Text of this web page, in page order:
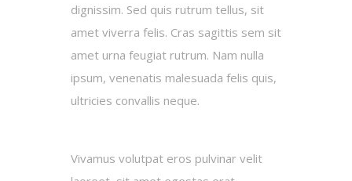
dignissim. Sed quis rutrum tellus, sit
amet viverra felis. Cras sagittis sem sit
amet urna feugiat rutrum. Nam nulla
ipsum, venenatis malesuada felis quis,
ultricies convallis neque.
Vivamus volutpat eros pulvinar velit